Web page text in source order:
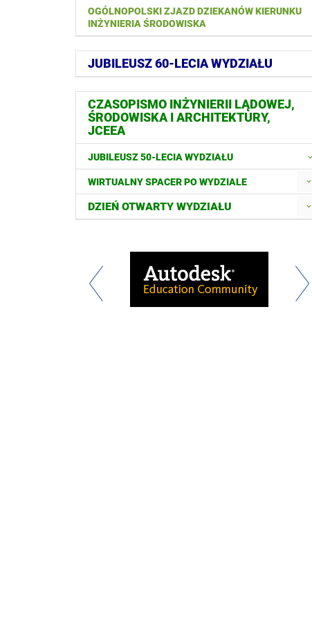
OGÓLNOPOLSKI ZJAZD DZIEKANÓW KIERUNKU
INŻYNIERIA ŚRODOWISKA
JUBILEUSZ 60-LECIA WYDZIAŁU
CZASOPISMO INŻYNIERII LĄDOWEJ,
ŚRODOWISKA I ARCHITEKTURY,
JCEEA
JUBILEUSZ 50-LECIA WYDZIAŁU
WIRTUALNY SPACER PO WYDZIALE
DZIEŃ OTWARTY WYDZIAŁU